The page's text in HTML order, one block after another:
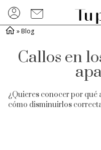
»Blog
Callos en
¿Quieres conocer por qué
cómo disminuirlos